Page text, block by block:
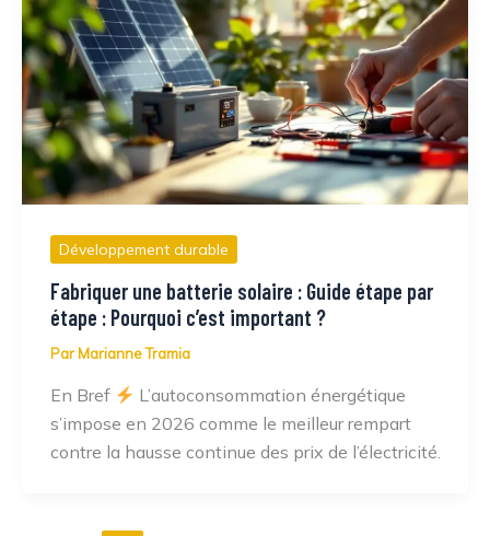
Développement durable
Fabriquer une batterie solaire : Guide étape par
étape : Pourquoi c’est important ?
Par Marianne Tramia
En Bref
L’autoconsommation énergétique
s’impose en 2026 comme le meilleur rempart
contre la hausse continue des prix de l’électricité.